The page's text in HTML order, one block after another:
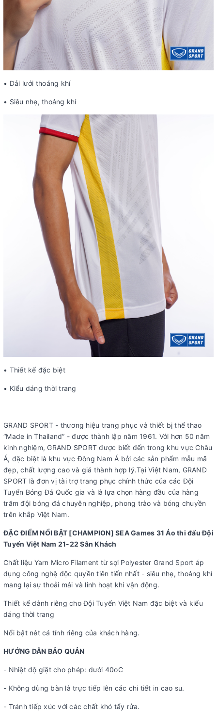
• Dải lưới thoáng khí
• Siêu nhẹ, thoáng khí
• Thiết kế đặc biệt
• Kiểu dáng thời trang
GRAND SPORT - thương hiệu trang phục và thiết bị thể thao
“Made in Thailand” - được thành lập năm 1961. Với hơn 50 năm
kinh nghiệm, GRAND SPORT được biết đến trong khu vực Châu
Á, đặc biệt là khu vực Đông Nam Á bởi các sản phẩm mẫu mã
đẹp, chất lượng cao và giá thành hợp lý.Tại Việt Nam, GRAND
SPORT là đơn vị tài trợ trang phục chính thức của các Đội
Tuyển Bóng Đá Quốc gia và là lựa chọn hàng đầu của hàng
trăm đội bóng đá chuyên nghiệp, phong trào và bóng chuyền
trên khắp Việt Nam.
ĐẶC ĐIỂM NỔI BẬT [CHAMPION] SEA Games 31 Áo thi đấu Đội
Tuyển Việt Nam 21-22 Sân Khách
Chất liệu Yarn Micro Filament từ sợi Polyester Grand Sport áp
dụng công nghệ độc quyền tiên tiến nhất - siêu nhẹ, thoáng khí
mang lại sự thoải mái và linh hoạt khi vận động.
Thiết kế dành riêng cho Đội Tuyển Việt Nam đặc biệt và kiểu
dáng thời trang
Nổi bật nét cá tính riêng của khách hàng.
HƯỚNG DẪN BẢO QUẢN
- Nhiệt độ giặt cho phép: dưới 40oC
- Không dùng bàn là trực tiếp lên các chi tiết in cao su.
- Tránh tiếp xúc với các chất khó tẩy rửa.